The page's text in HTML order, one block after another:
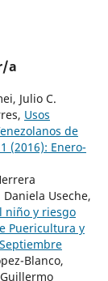
a
Julio C.
Usos
de
(2016): Enero-
Useche,
niño y riesgo
Puericultura y
Blanco,